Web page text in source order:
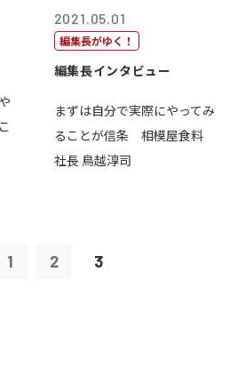
2021.05.01
編集長がゆく！
編集長インタビュー
まずは自分で実際にやってみ
ることが信条 相模屋食料
社長 鳥越淳司
1 2 3